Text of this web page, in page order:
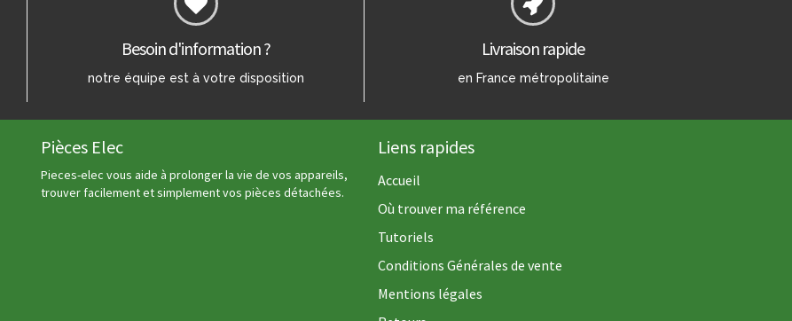
Besoin d'information ?
notre équipe est à votre disposition
Livraison rapide
en France métropolitaine
Pièces Elec
Pieces-elec vous aide à prolonger la vie de vos appareils,
trouver facilement et simplement vos pièces détachées.
Liens rapides
Accueil
Où trouver ma référence
Tutoriels
Conditions Générales de vente
Mentions légales